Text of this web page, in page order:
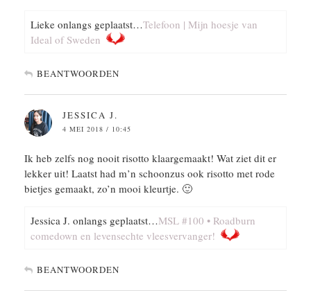
Lieke onlangs geplaatst…Telefoon | Mijn hoesje van
Ideal of Sweden
BEANTWOORDEN
JESSICA J.
4 MEI 2018 / 10:45
Ik heb zelfs nog nooit risotto klaargemaakt! Wat ziet dit er
lekker uit! Laatst had m’n schoonzus ook risotto met rode
bietjes gemaakt, zo’n mooi kleurtje. 🙂
Jessica J. onlangs geplaatst…MSL #100 • Roadburn
comedown en levensechte vleesvervanger!
BEANTWOORDEN